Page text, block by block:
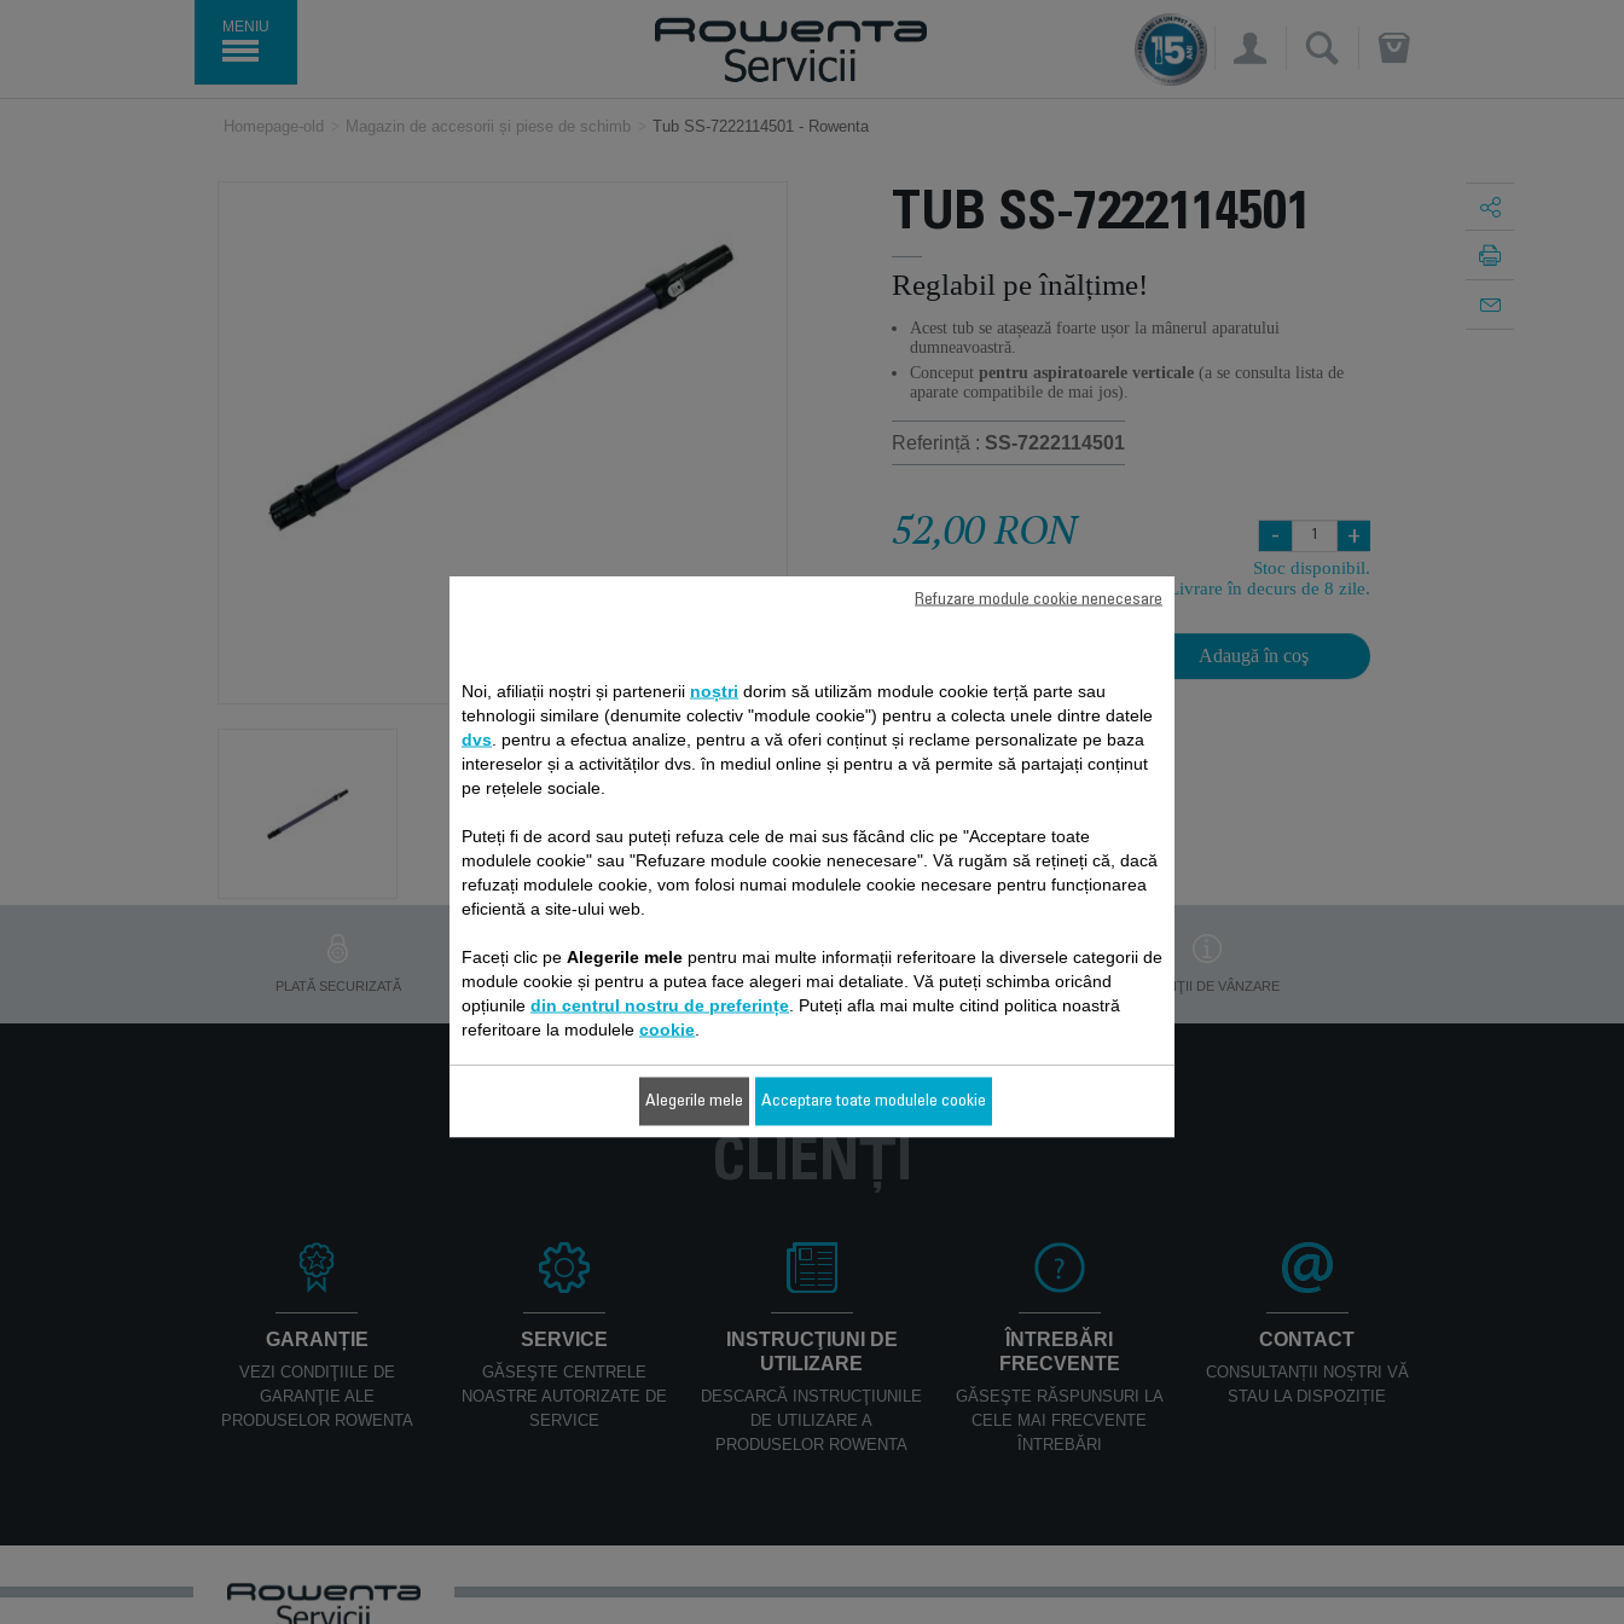
MENIU
×
Homepage-old Magazin de accesorii și piese de schimb Tub SS-7222114501 - Rowenta
TUB SS-7222114501
Reglabil pe înălțime!
Acest tub se atașează foarte ușor la mânerul aparatului
dumneavoastră.
Conceput pentru aspiratoarele verticale (a se consulta lista de
aparate compatibile de mai jos).
Referință : SS-7222114501
52,00 RON - +
Stoc disponibil.
Livrare în decurs de 8 zile.
Adaugă în coş
PLATĂ SECURIZATĂ LIVRARE ÎN 8 ZILE PROTECŢIA DATELOR PERSONALE CONDIŢII DE VÂNZARE
Servicii
CLIENȚI
GARANȚIE
VEZI CONDIŢIILE DE
GARANŢIE ALE
PRODUSELOR ROWENTA
SERVICE
GĂSEŞTE CENTRELE
NOASTRE AUTORIZATE DE
SERVICE
INSTRUCŢIUNI DE
UTILIZARE
DESCARCĂ INSTRUCŢIUNILE
DE UTILIZARE A
PRODUSELOR ROWENTA
ÎNTREBĂRI
FRECVENTE
GĂSEŞTE RĂSPUNSURI LA
CELE MAI FRECVENTE
ÎNTREBĂRI
CONTACT
CONSULTANȚII NOȘTRI VĂ
STAU LA DISPOZIȚIE
Noi, afiliații noștri și partenerii noștri dorim să utilizăm module cookie terță parte sau
tehnologii similare (denumite colectiv "module cookie") pentru a colecta unele dintre datele
dvs . pentru a efectua analize, pentru a vă oferi conținut și reclame personalizate pe baza
intereselor și a activităților dvs. în mediul online și pentru a vă permite să partajați conținut
pe rețelele sociale.
Puteți fi de acord sau puteți refuza cele de mai sus făcând clic pe "Acceptare toate
modulele cookie" sau "Refuzare module cookie nenecesare". Vă rugăm să rețineți că, dacă
refuzați modulele cookie, vom folosi numai modulele cookie necesare pentru funcționarea
eficientă a site-ului web.
Faceți clic pe Alegerile mele pentru mai multe informații referitoare la diversele categorii de
module cookie și pentru a putea face alegeri mai detaliate. Vă puteți schimba oricând
opțiunile din centrul nostru de preferințe . Puteți afla mai multe citind politica noastră
referitoare la modulele cookie
Refuzare module cookie nenecesare
Alegerile mele Acceptare toate modulele cookie